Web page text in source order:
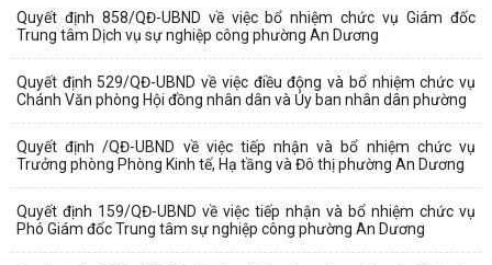
Quyết định 858/QĐ-UBND về việc bổ nhiệm chức vụ Giám đốc
Trung tâm Dịch vụ sự nghiệp công phường An Dương
Quyết định 529/QĐ-UBND về việc điều động và bổ nhiệm chức vụ
Chánh Văn phòng Hội đồng nhân dân và Ủy ban nhân dân phường
Quyết định /QĐ-UBND về việc tiếp nhận và bổ nhiệm chức vụ
Trưởng phòng Phòng Kinh tế, Hạ tầng và Đô thị phường An Dương
Quyết định 159/QĐ-UBND về việc tiếp nhận và bổ nhiệm chức vụ
Phó Giám đốc Trung tâm sự nghiệp công phường An Dương